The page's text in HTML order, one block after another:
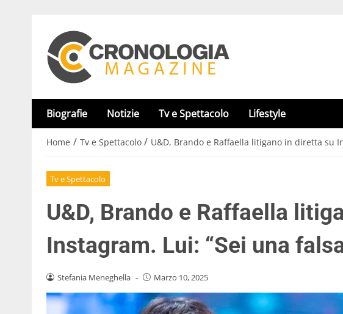
Biografie Notizie Tv e Spettacolo Lifestyle
Home / Tv e Spettacolo / U&D, Brando e Raffaella litigano in diretta su
Tv e Spettacolo
U&D, Brando e Raffaella
Instagram. Lui: “Sei una
Stefania Meneghella - Marzo 10, 2025